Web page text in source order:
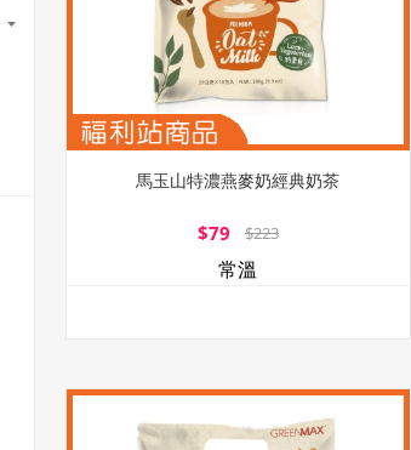
馬玉山特濃燕麥奶經典奶茶
$79 $223
常溫